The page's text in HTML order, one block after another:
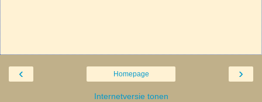
‹ ›
Homepage
Internetversie tonen